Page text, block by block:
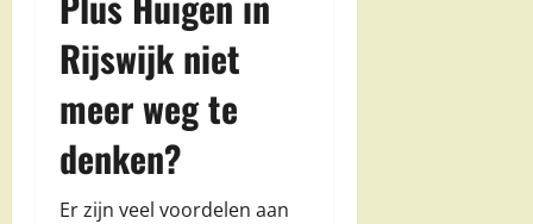
Rijswijk niet
meer weg te
denken?
Er zijn veel voordelen aan